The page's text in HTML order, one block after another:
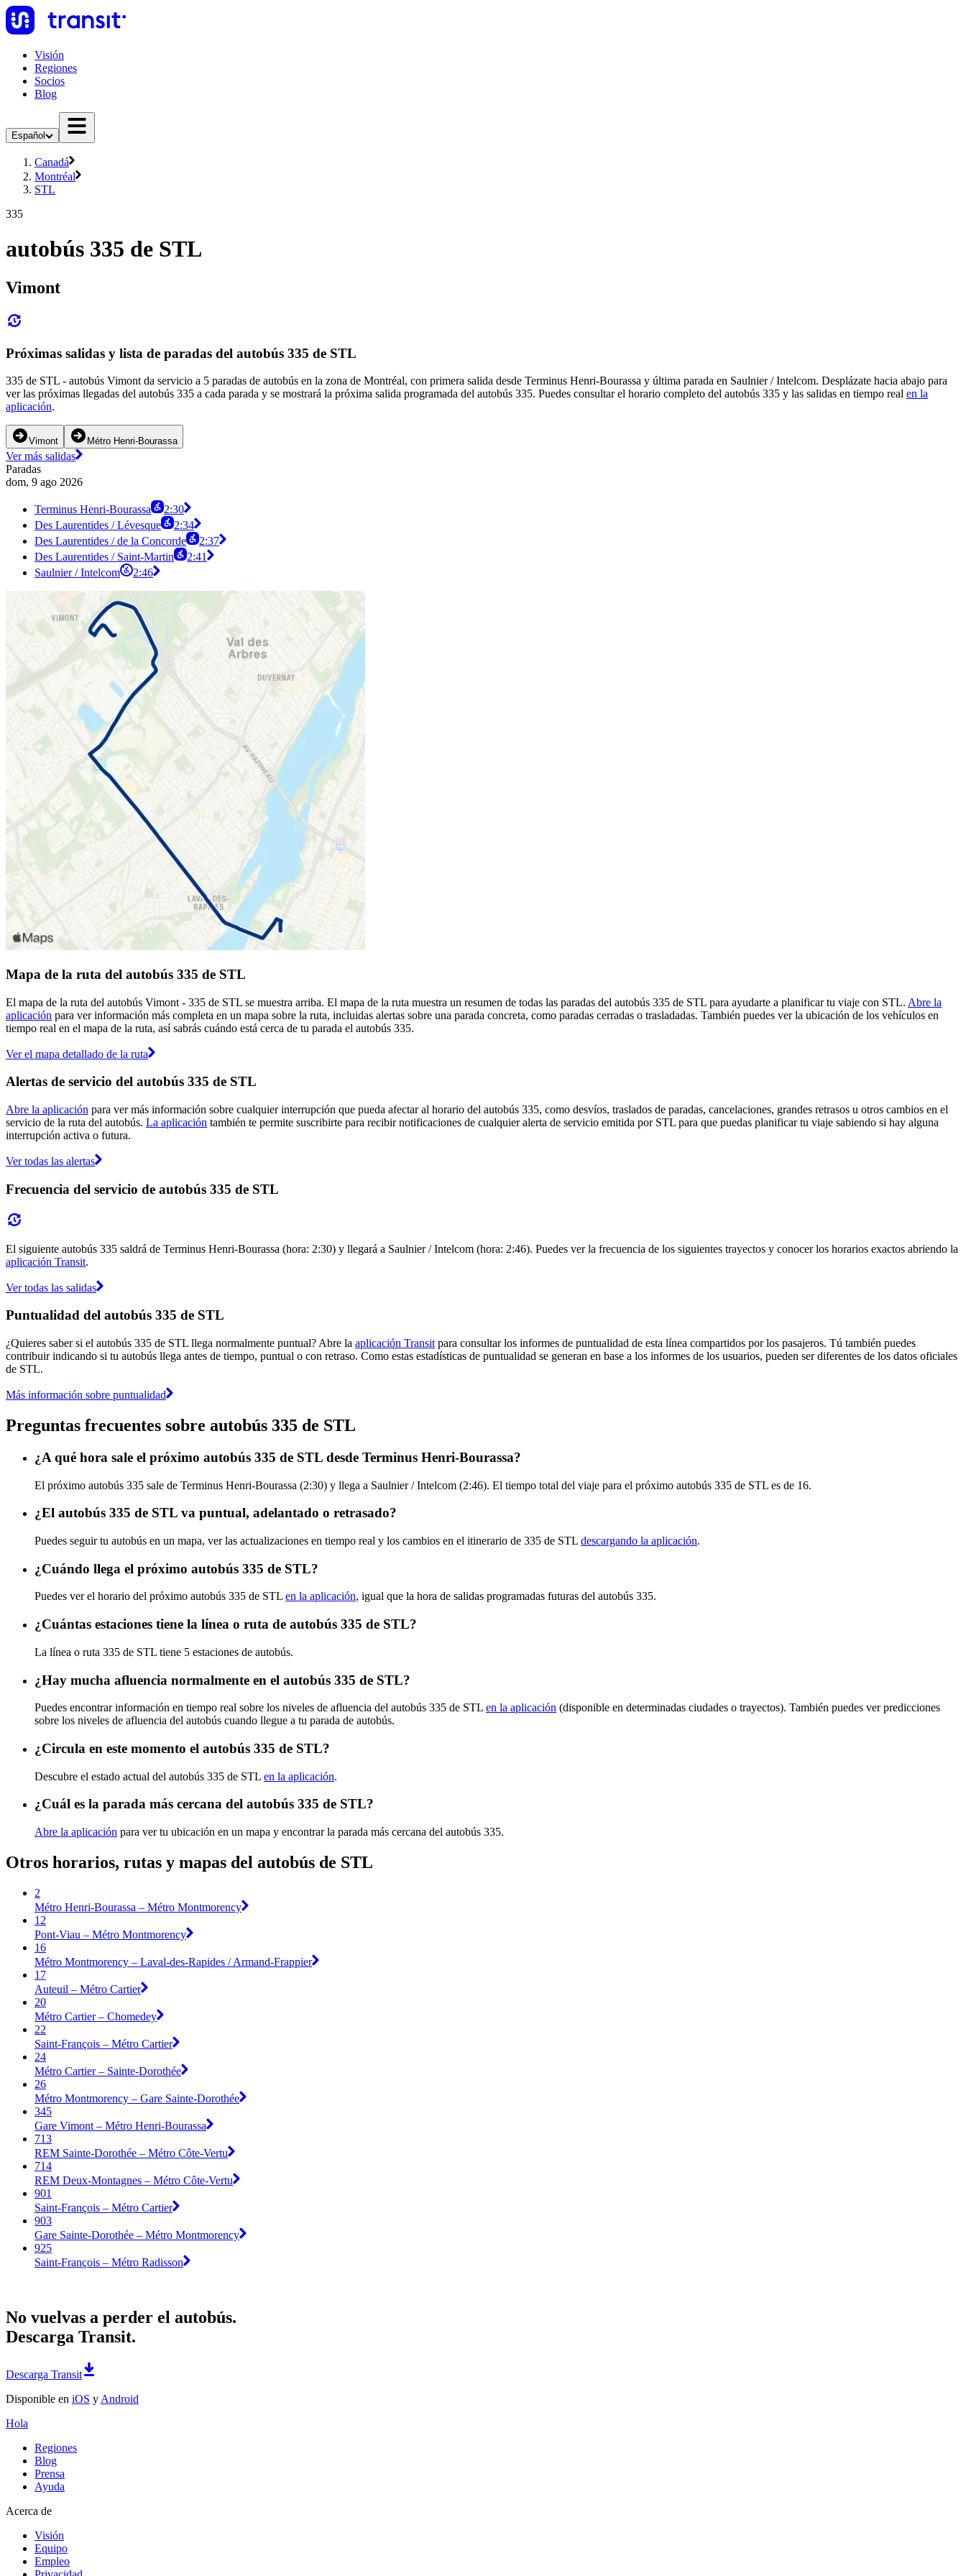
Visión
Regiones
Socios
Blog
Español
Canadá
Montréal
STL
335
autobús 335 de STL
Vimont
Próximas salidas y lista de paradas del autobús 335 de STL
335 de STL - autobús Vimont da servicio a 5 paradas de autobús en la zona de Montréal, con primera salida desde Terminus Henri-Bourassa y última parada en Saulnier / Intelcom. Desplázate hacia abajo para
ver las próximas llegadas del autobús 335 a cada parada y se mostrará la próxima salida programada del autobús 335. Puedes consultar el horario completo del autobús 335 y las salidas en tiempo real en la
aplicación.
Vimont Métro Henri-Bourassa
Ver más salidas
Paradas
dom, 9 ago 2026
Terminus Henri-Bourassa
2:30
Des Laurentides / Lévesque
2:34
Des Laurentides / de la Concorde
2:37
Des Laurentides / Saint-Martin
2:41
Saulnier / Intelcom
2:46
Mapa de la ruta del autobús 335 de STL
El mapa de la ruta del autobús Vimont - 335 de STL se muestra arriba. El mapa de la ruta muestra un resumen de todas las paradas del autobús 335 de STL para ayudarte a planificar tu viaje con STL. Abre la
aplicación para ver información más completa en un mapa sobre la ruta, incluidas alertas sobre una parada concreta, como paradas cerradas o trasladadas. También puedes ver la ubicación de los vehículos en
tiempo real en el mapa de la ruta, así sabrás cuándo está cerca de tu parada el autobús 335.
Ver el mapa detallado de la ruta
Alertas de servicio del autobús 335 de STL
Abre la aplicación para ver más información sobre cualquier interrupción que pueda afectar al horario del autobús 335, como desvíos, traslados de paradas, cancelaciones, grandes retrasos u otros cambios en el
servicio de la ruta del autobús. La aplicación también te permite suscribirte para recibir notificaciones de cualquier alerta de servicio emitida por STL para que puedas planificar tu viaje sabiendo si hay alguna
interrupción activa o futura.
Ver todas las alertas
Frecuencia del servicio de autobús 335 de STL
El siguiente autobús 335 saldrá de Terminus Henri-Bourassa (hora: 2:30) y llegará a Saulnier / Intelcom (hora: 2:46). Puedes ver la frecuencia de los siguientes trayectos y conocer los horarios exactos abriendo la
aplicación Transit.
Ver todas las salidas
Puntualidad del autobús 335 de STL
¿Quieres saber si el autobús 335 de STL llega normalmente puntual? Abre la aplicación Transit para consultar los informes de puntualidad de esta línea compartidos por los pasajeros. Tú también puedes
contribuir indicando si tu autobús llega antes de tiempo, puntual o con retraso. Como estas estadísticas de puntualidad se generan en base a los informes de los usuarios, pueden ser diferentes de los datos oficiales
de STL.
Más información sobre puntualidad
Preguntas frecuentes sobre autobús 335 de STL
¿A qué hora sale el próximo autobús 335 de STL desde Terminus Henri-Bourassa?
El próximo autobús 335 sale de Terminus Henri-Bourassa (2:30) y llega a Saulnier / Intelcom (2:46). El tiempo total del viaje para el próximo autobús 335 de STL es de 16.
¿El autobús 335 de STL va puntual, adelantado o retrasado?
Puedes seguir tu autobús en un mapa, ver las actualizaciones en tiempo real y los cambios en el itinerario de 335 de STL descargando la aplicación.
¿Cuándo llega el próximo autobús 335 de STL?
Puedes ver el horario del próximo autobús 335 de STL en la aplicación, igual que la hora de salidas programadas futuras del autobús 335.
¿Cuántas estaciones tiene la línea o ruta de autobús 335 de STL?
La línea o ruta 335 de STL tiene 5 estaciones de autobús.
¿Hay mucha afluencia normalmente en el autobús 335 de STL?
Puedes encontrar información en tiempo real sobre los niveles de afluencia del autobús 335 de STL en la aplicación (disponible en determinadas ciudades o trayectos). También puedes ver predicciones
sobre los niveles de afluencia del autobús cuando llegue a tu parada de autobús.
¿Circula en este momento el autobús 335 de STL?
Descubre el estado actual del autobús 335 de STL en la aplicación.
¿Cuál es la parada más cercana del autobús 335 de STL?
Abre la aplicación para ver tu ubicación en un mapa y encontrar la parada más cercana del autobús 335.
Otros horarios, rutas y mapas del autobús de STL
2
Métro Henri-Bourassa – Métro Montmorency
12
Pont-Viau – Métro Montmorency
16
Métro Montmorency – Laval-des-Rapides / Armand-Frappier
17
Auteuil – Métro Cartier
20
Métro Cartier – Chomedey
22
Saint-François – Métro Cartier
24
Métro Cartier – Sainte-Dorothée
26
Métro Montmorency – Gare Sainte-Dorothée
345
Gare Vimont – Métro Henri-Bourassa
713
REM Sainte-Dorothée – Métro Côte-Vertu
714
REM Deux-Montagnes – Métro Côte-Vertu
901
Saint-François – Métro Cartier
903
Gare Sainte-Dorothée – Métro Montmorency
925
Saint-François – Métro Radisson
No vuelvas a perder el autobús.
Descarga Transit.
Descarga Transit
Disponible en iOS y Android
Hola
Regiones
Blog
Prensa
Ayuda
Acerca de
Visión
Equipo
Empleo